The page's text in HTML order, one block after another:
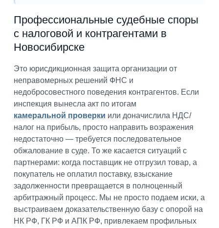
Профессиональные судебные споры
с налоговой и контрагентами в
Новосибирске
Это юрисдикционная защита организации от
неправомерных решений ФНС и
недобросовестного поведения контрагентов. Если
инспекция вынесла акт по итогам
камеральной проверки или доначислила НДС/
налог на прибыль, просто направить возражения
недостаточно — требуется последовательное
обжалование в суде. То же касается ситуаций с
партнерами: когда поставщик не отгрузил товар, а
покупатель не оплатил поставку, взыскание
задолженности превращается в полноценный
арбитражный процесс. Мы не просто подаем иски, а
выстраиваем доказательственную базу с опорой на
НК РФ, ГК РФ и АПК РФ, привлекаем профильных